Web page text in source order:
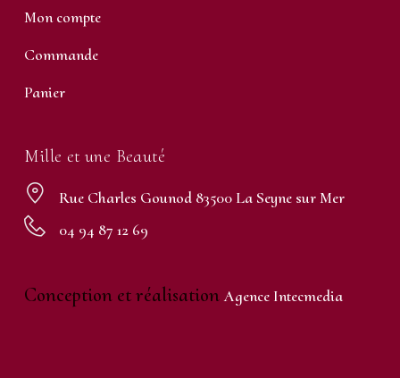
Mon compte
Commande
Panier
Mille et une Beauté
Rue Charles Gounod 83500 La Seyne sur Mer
04 94 87 12 69
Conception et réalisationAgence Intecmedia